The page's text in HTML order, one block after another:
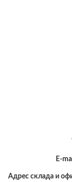
E-
Адрес склада и